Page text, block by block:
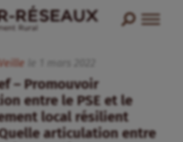
Veille
– Promouvoir
entre le PSE et le
local résilient
Quelle articulation entre